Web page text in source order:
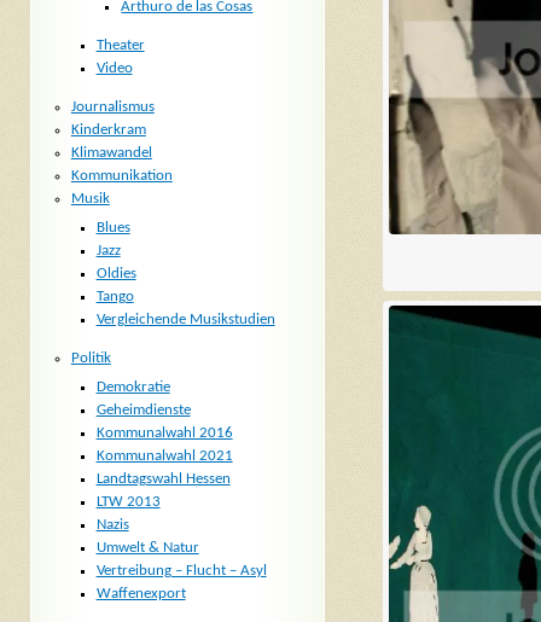
Arthuro de las Cosas
Theater
Video
Journalismus
Kinderkram
Klimawandel
Kommunikation
Musik
Blues
Jazz
Oldies
Tango
Vergleichende Musikstudien
Politik
Demokratie
Geheimdienste
Kommunalwahl 2016
Kommunalwahl 2021
Landtagswahl Hessen
LTW 2013
Nazis
Umwelt & Natur
Vertreibung – Flucht – Asyl
Waffenexport